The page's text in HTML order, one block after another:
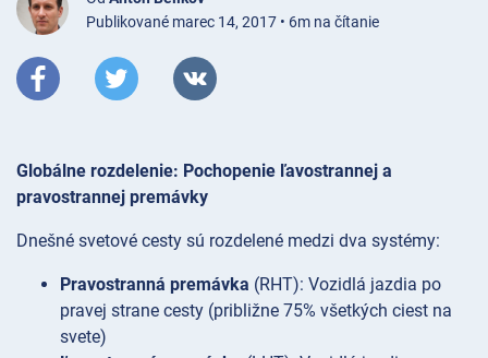
Publikované marec 14, 2017 • 6m na čítanie
Globálne rozdelenie: Pochopenie ľavostrannej a
pravostrannej premávky
Dnešné svetové cesty sú rozdelené medzi dva systémy:
Pravostranná premávka (RHT): Vozidlá jazdia po
pravej strane cesty (približne 75% všetkých ciest na
svete)